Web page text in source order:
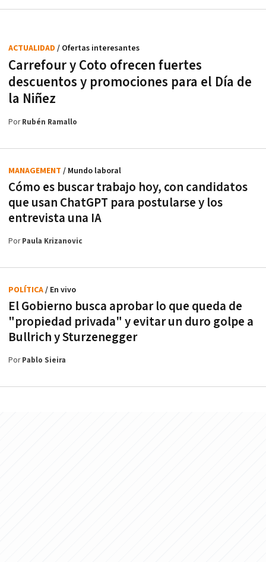
Carrefour y Coto ofrecen fuertes
descuentos y promociones para el Día de
la Niñez
ACTUALIDAD / Ofertas interesantes
PorRubén Ramallo
Cómo es buscar trabajo hoy, con candidatos
que usan ChatGPT para postularse y los
entrevista una IA
MANAGEMENT / Mundo laboral
PorPaula Krizanovic
El Gobierno busca aprobar lo que queda de
"propiedad privada" y evitar un duro golpe a
Bullrich y Sturzenegger
POLÍTICA/ En vivo
PorPablo Sieira